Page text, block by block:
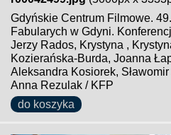
Gdyńskie Centrum Filmowe.
Fabularych w Gdyni.
Jerzy Rados, Krystyna ,
Kozierańska-Burda, Joanna
Aleksandra Kosiorek,
Anna Rezulak / KFP
do koszyka